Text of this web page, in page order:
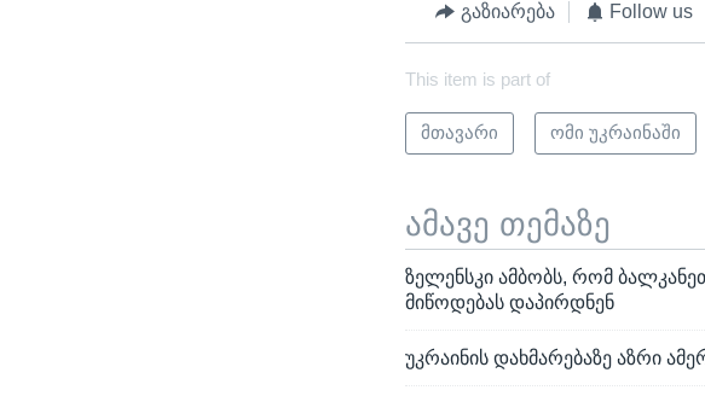
გაზიარება Follow us
This item is part of
მთავარი ომი უკრაინაში
ამავე თემაზე
ზელენსკი ამბობს, რომ
მიწოდებას დაპირდნენ
უკრაინის დახმარებაზე აზრი